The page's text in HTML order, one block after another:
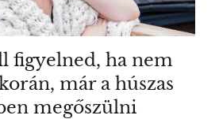
figyelned, ha nem
már a húszas
megőszülni